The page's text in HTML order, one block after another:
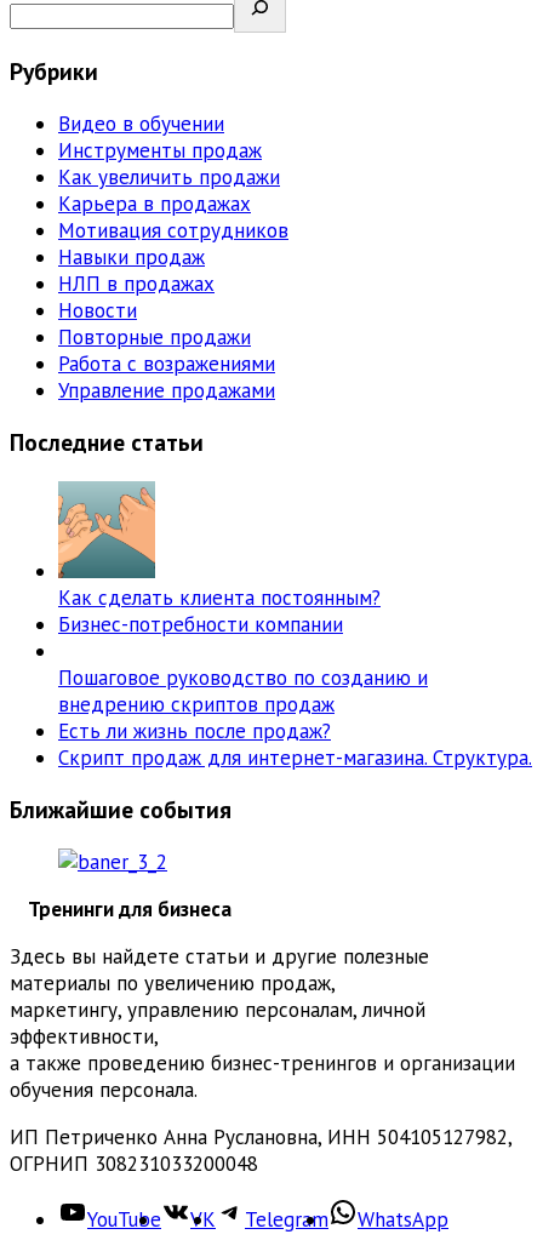
Рубрики
Видео в обучении
Инструменты продаж
Как увеличить продажи
Карьера в продажах
Мотивация сотрудников
Навыки продаж
НЛП в продажах
Новости
Повторные продажи
Работа с возражениями
Управление продажами
Последние статьи
Как сделать клиента постоянным?
Бизнес-потребности компании
Пошаговое руководство по созданию и
внедрению скриптов продаж
Есть ли жизнь после продаж?
Скрипт продаж для интернет-магазина. Структура.
Ближайшие события
Тренинги для бизнеса
Здесь вы найдете статьи и другие полезные
материалы по увеличению продаж,
маркетингу, управлению персоналам, личной
эффективности,
а также проведению бизнес-тренингов и организации
обучения персонала.
ИП Петриченко Анна Руслановна, ИНН 504105127982,
ОГРНИП 308231033200048
YouTube VK Telegram
WhatsApp